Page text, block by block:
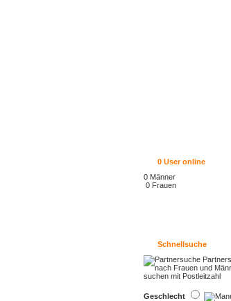
0User online
0 Männer
0 Frauen
Schnellsuche
Geschlecht